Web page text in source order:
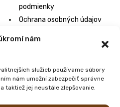
nám
služieb používame súbory
nám umožní zabezpečiť správne
taktiež jej neustále zlepšovanie.
podmienky
Ochrana osobných údajov
Orgán alternatívneho
riešenia sporov